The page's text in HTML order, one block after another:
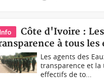
Info
Côte d'Ivoire :
à tous
Les agents des
transparence et la
effectifs de to...